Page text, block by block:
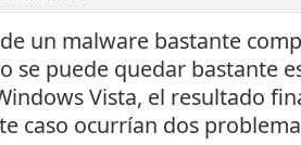
un malware bastante
se puede quedar bastante
Vista, el resultado
caso ocurrían dos